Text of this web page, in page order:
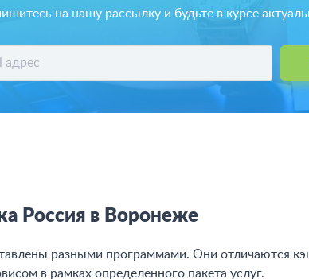
на нашу рассылку и будьте в курсе
Россия в Воронеже
разными программами. Они отличаются
в рамках определенного пакета услуг.